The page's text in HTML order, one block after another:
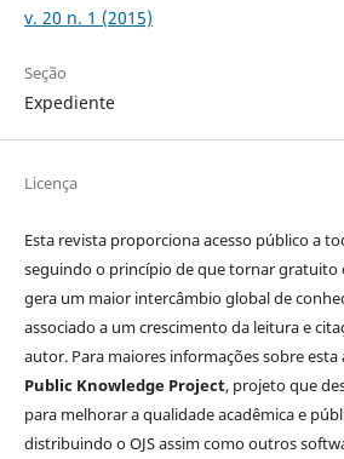
v. 20 n. 1 (2015)
Seção
Expediente
Licença
Esta revista proporciona acesso público a
seguindo o princípio de que tornar gratuito
gera um maior intercâmbio global de
associado a um crescimento da leitura e
autor. Para maiores informações sobre
Public Knowledge Project, projeto que
para melhorar a qualidade acadêmica e
distribuindo o OJS assim como outros